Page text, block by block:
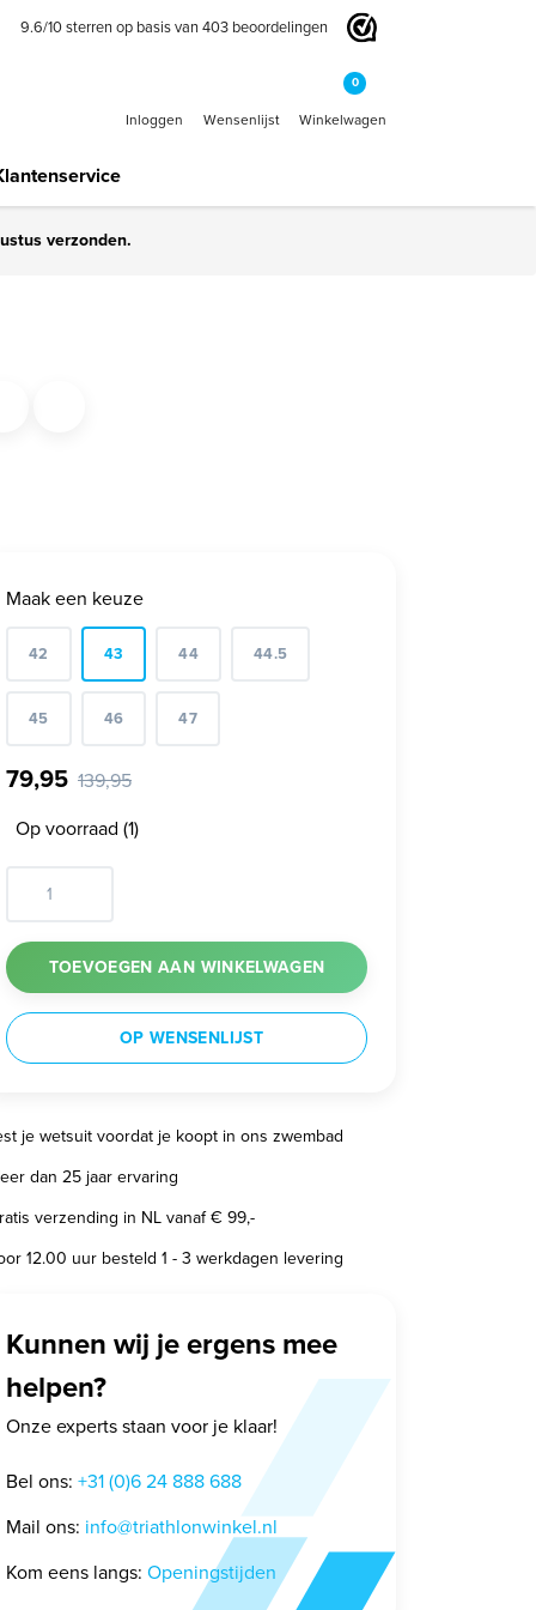
9.6/10sterren op basis van 403 beoordelingen
Inloggen Wensenlijst
0
Winkelwagen
verzonden.
Maak een keuze
42 43 44 44.5
45 46 47
79,95 139,95
Op voorraad (1)
TOEVOEGEN AAN WINKELWAGEN
OP WENSENLIJST
je wetsuit voordat je koopt in ons zwembad
dan 25 jaar ervaring
verzending in NL vanaf € 99,-
12.00 uur besteld 1 - 3 werkdagen levering
Kunnen wij je ergens mee
helpen?
Onze experts staan voor je klaar!
Bel ons: +31 (0)6 24 888 688
Mail ons: info@triathlonwinkel.nl
Kom eens langs: Openingstijden
GATO NEON LED
19,95
SPORT BELT
14,95